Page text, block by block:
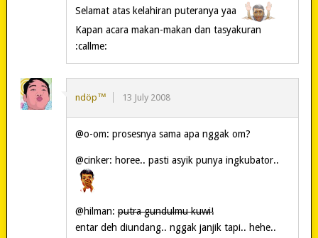
Selamat atas kelahiran puteranya yaa
Kapan acara makan-makan dan tasyakuran
:callme:
ndöp™ 13 July 2008
@o-om: prosesnya sama apa nggak om?
@cinker: horee.. pasti asyik punya ingkubator..
@hilman: putra gundulmu kuwi!
entar deh diundang.. nggak janjik tapi.. hehe..